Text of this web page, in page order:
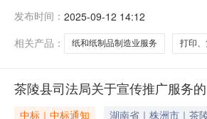
政区划名称:湖南省株洲市茶陵
发布时间： 2025-09-12 14:12
相关产品：
纸和纸制品制造业服务 打印
茶陵县司法局关于宣传推广服务
中标｜中标通知 湖南省｜株洲市｜茶